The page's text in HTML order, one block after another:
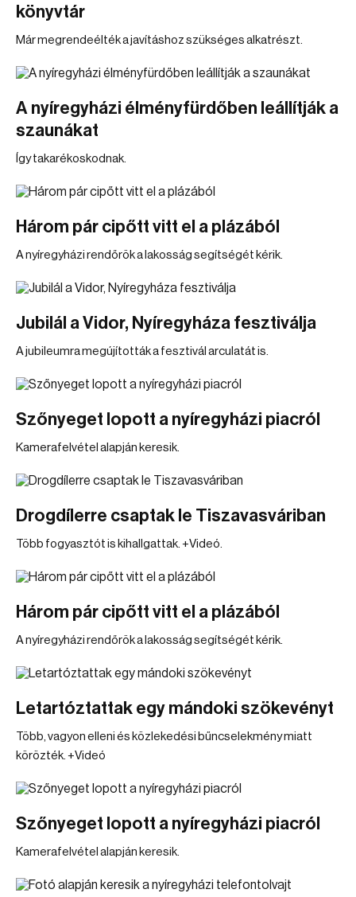
könyvtár
Már megrendeélték a javításhoz szükséges alkatrészt.
A nyíregyházi élményfürdőben leállítják a
szaunákat
Így takarékoskodnak.
Három pár cipőtt vitt el a plázából
A nyíregyházi rendőrök a lakosság segítségét kérik.
Jubilál a Vidor, Nyíregyháza fesztiválja
A jubileumra megújították a fesztivál arculatát is.
Szőnyeget lopott a nyíregyházi piacról
Kamerafelvétel alapján keresik.
Drogdílerre csaptak le Tiszavasváriban
Több fogyasztót is kihallgattak. +Videó.
Három pár cipőtt vitt el a plázából
A nyíregyházi rendőrök a lakosság segítségét kérik.
Letartóztattak egy mándoki szökevényt
Több, vagyon elleni és közlekedési bűncselekmény miatt
körözték. +Videó
Szőnyeget lopott a nyíregyházi piacról
Kamerafelvétel alapján keresik.